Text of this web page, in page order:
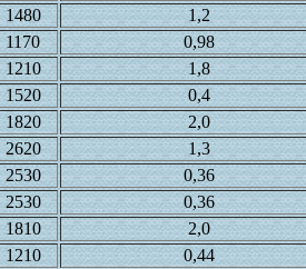
1480 1,2
1170 0,98
1210 1,8
1520 0,4
1820 2,0
2620 1,3
2530 0,36
2530 0,36
1810 2,0
1210 0,44